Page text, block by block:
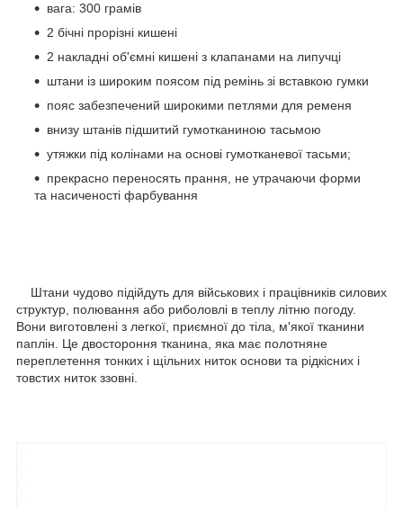
вага: 300 грамів
2 бічні прорізні кишені
2 накладні об'ємні кишені з клапанами на липучці
штани із широким поясом під ремінь зі вставкою гумки
пояс забезпечений широкими петлями для ременя
внизу штанів підшитий гумотканиною тасьмою
утяжки під колінами на основі гумотканевої тасьми;
прекрасно переносять прання, не утрачаючи форми
та насиченості фарбування
Штани чудово підійдуть для військових і працівників силових
структур, полювання або риболовлі в теплу літню погоду.
Вони виготовлені з легкої, приємної до тіла, м'якої тканини
паплін. Це двостороння тканина, яка має полотняне
переплетення тонких і щільних ниток основи та рідкісних і
товстих ниток ззовні.